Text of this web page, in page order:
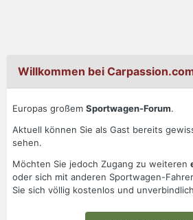
Willkommen bei
Europas großem Sportwagen-Forum.
Aktuell können Sie als Gast bereits
sehen.
Möchten Sie jedoch Zugang zu weiteren
oder sich mit anderen Sportwagen-
Sie sich völlig kostenlos und